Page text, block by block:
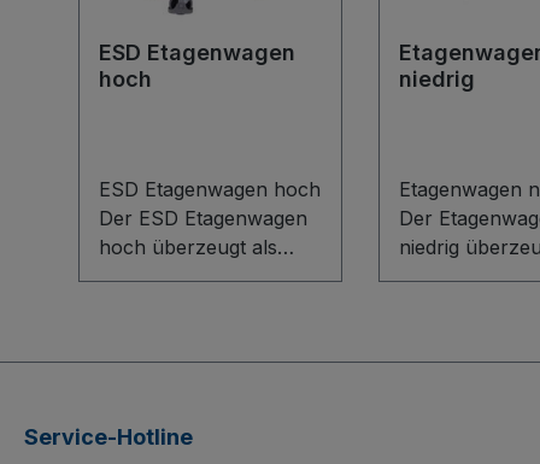
ESD Etagenwagen
hoch
ESD Etagenwagen hoch
Der ESD Etagenwagen
hoch überzeugt als
flexibles Baukasten-
Die lichtgrauen
Dekorspanplatten sind
niedrig
Etagenwagen
Der
niedrig
sein flexibles
Boden und
Service-Hotline